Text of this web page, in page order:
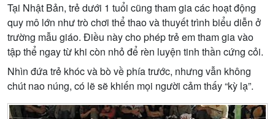
Tại Nhật Bản, trẻ dưới 1 tuổi cũng tham gia các hoạt động
quy mô lớn như trò chơi thể thao và thuyết trình biểu diễn ở
trường mẫu giáo. Điều này cho phép trẻ em tham gia vào
tập thể ngay từ khi còn nhỏ để rèn luyện tinh thần cứng cỏi.
Nhìn đứa trẻ khóc và bò về phía trước, nhưng vẫn không
chút nao núng, có lẽ sẽ khiến mọi người cảm thấy “kỳ lạ”.